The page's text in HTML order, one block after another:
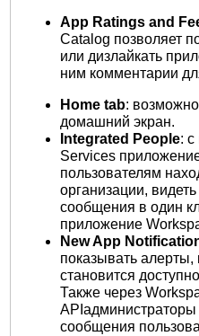
App Ratings and
Catalog позволяет
или дизлайкать
ним комментарии
Home tab:
домашний экран.
Integrated People:
Services
пользователям
организации,
сообщения в один
приложение
New App
показывать алерты,
становится
Также через
сообщения